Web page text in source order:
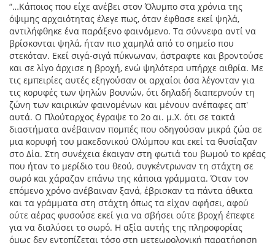
“…Κάποιος που είχε ανέβει στον Όλυμπο στα χρόνια της
όψιμης αρχαιότητας έλεγε πως, όταν έφθασε εκεί ψηλά,
αντιλήφθηκε ένα παράξενο φαινόμενο. Τα σύννεφα αντί να
βρίσκονται ψηλά, ήταν πιο χαμηλά από το σημείο που
στεκόταν. Εκεί σιγά-σιγά πύκνωναν, άστραφτε και βροντούσε
και σε λίγο άρχισε η βροχή, ενώ ψηλότερα υπήρχε αιθρία. Με
τις εμπειρίες αυτές εξηγούσαν οι αρχαίοι όσα λέγονταν για
τις κορυφές των ψηλών βουνών, ότι δηλαδή διαπερνούν τη
ζώνη των καιρικών φαινομένων και μένουν ανέπαφες απ'
αυτά. Ο Πλούταρχος έγραψε το 2ο αι. μ.Χ. ότι σε τακτά
διαστήματα ανέβαιναν πομπές που οδηγούσαν μικρά ζώα σε
μια κορυφή του μακεδονικού Ολύμπου και εκεί τα θυσίαζαν
στο Δία. Στη συνέχεια έκαιγαν στη φωτιά του βωμού το κρέας
που ήταν το μερίδιο του θεού, συγκέντρωναν τη στάχτη σε
σωρό και χάραζαν επάνω της κάποια γράμματα. Όταν τον
επόμενο χρόνο ανέβαιναν ξανά, έβρισκαν τα πάντα άθικτα
και τα γράμματα στη στάχτη όπως τα είχαν αφήσει, αφού
ούτε αέρας φυσούσε εκεί για να σβήσει ούτε βροχή έπεφτε
για να διαλύσει το σωρό. Η αξία αυτής της πληροφορίας
όμως δεν εντοπίζεται τόσο στη μετεωρολογική παρατήρηση